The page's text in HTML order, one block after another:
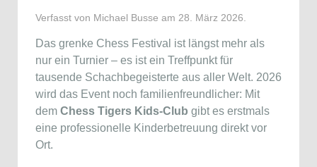
Verfasst von Michael Busse am 28. März 2026
Das grenke Chess Festival ist längst mehr als
nur ein Turnier – es ist ein Treffpunkt für
tausende Schachbegeisterte aus aller Welt. 2026
wird das Event noch familienfreundlicher: Mit
dem Chess Tigers Kids-Club gibt es erstmals
eine professionelle Kinderbetreuung direkt vor
Ort.